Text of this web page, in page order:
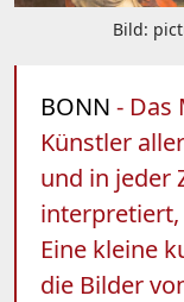
Bild:
BONN - Das
Künstler
und in jeder
Eine kleine
die Bilder